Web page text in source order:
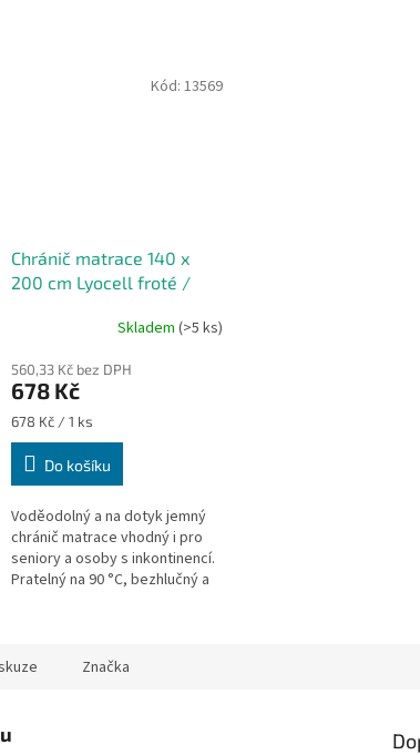
Chránič matrace 140 x
200 cm Lyocell froté /
Skladem (>5 ks)
560,33 Kč bez DPH
678 Kč
Měrná
cena:
678 Kč / 1 ks
Do košíku
Voděodolný a na dotyk jemný
chránič matrace vhodný i pro
seniory a osoby s inkontinencí.
Pratelný na 90 °C, bezhlučný a
Kód: 13569
Značka